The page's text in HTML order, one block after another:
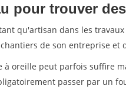
pour trouver
qu'artisan dans les
de son entreprise et
à oreille peut parfois suffire
passer par un